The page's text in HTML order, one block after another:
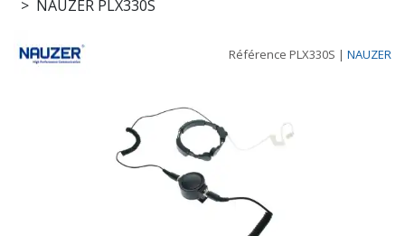
NAUZER PLX330S
Référence PLX330S | NAUZER